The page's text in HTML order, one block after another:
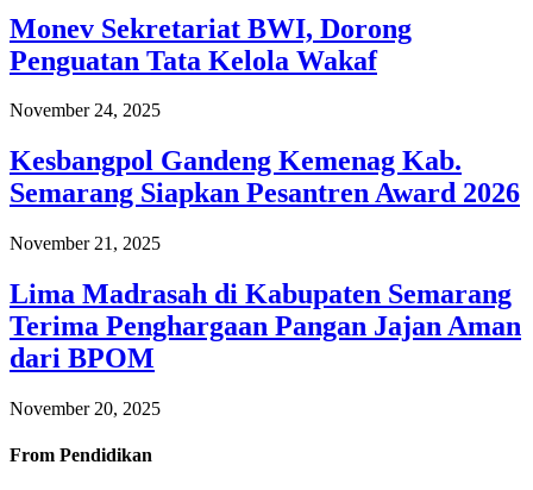
Monev Sekretariat BWI, Dorong
Penguatan Tata Kelola Wakaf
November 24, 2025
Kesbangpol Gandeng Kemenag Kab.
Semarang Siapkan Pesantren Award 2026
November 21, 2025
Lima Madrasah di Kabupaten Semarang
Terima Penghargaan Pangan Jajan Aman
dari BPOM
November 20, 2025
From Pendidikan